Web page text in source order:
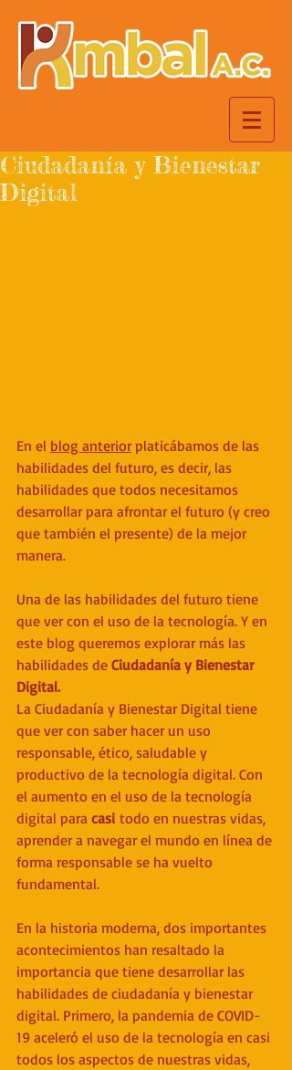
Ciudadanía y Bienestar
Digital
En el blog anterior platicábamos de las
habilidades del futuro, es decir, las
habilidades que todos necesitamos
desarrollar para afrontar el futuro (y creo
que también el presente) de la mejor
manera.
Una de las habilidades del futuro tiene
que ver con el uso de la tecnología. Y en
este blog queremos explorar más las
habilidades de Ciudadanía y Bienestar
Digital.
La Ciudadanía y Bienestar Digital tiene
que ver con saber hacer un uso
responsable, ético, saludable y
productivo de la tecnología digital. Con
el aumento en el uso de la tecnología
digital para casi todo en nuestras vidas,
aprender a navegar el mundo en línea de
forma responsable se ha vuelto
fundamental.
En la historia moderna, dos importantes
acontecimientos han resaltado la
importancia que tiene desarrollar las
habilidades de ciudadanía y bienestar
digital. Primero, la pandemia de COVID-
19 aceleró el uso de la tecnología en casi
todos los aspectos de nuestras vidas,